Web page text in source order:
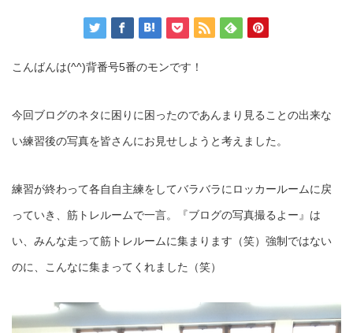
こんばんは(^^)背番号5番のモンです！
今回ブログのネタに困りに困ったのであんまり見ることの出来な
い練習後の写真を皆さんにお見せしようと考えました。
練習が終わって各自自主練をしてバラバラにロッカールームに戻
っていき、筋トレルームで一言。『ブログの写真撮るよー』は
い、みんな走って筋トレルームに集まります（笑）強制ではない
のに、こんなに集まってくれました（笑）